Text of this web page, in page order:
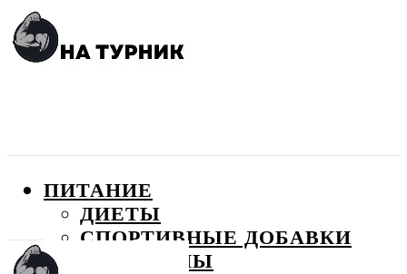
ПИТАНИЕ
ДИЕТЫ
СПОРТИВНЫЕ ДОБАВКИ
ВИТАМИНЫ